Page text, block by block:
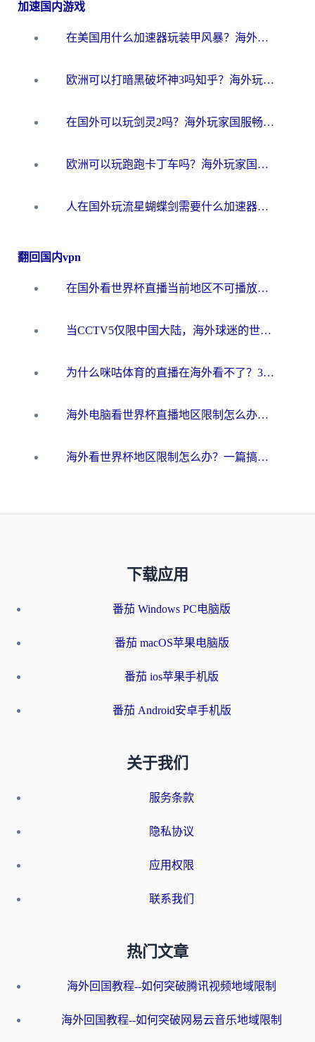
加速国内游戏
在美国用什么加速器玩装甲风暴？海外玩家亲测有效的国服游戏加速指南
欧洲可以打暗黑破坏神3吗知乎？海外玩家国服游戏加速终极指南
在国外可以玩剑灵2吗？海外玩家国服畅玩终极指南（附永恒之塔明日方舟加速方案）
欧洲可以玩跑跑卡丁车吗？海外玩家国服游戏畅玩终极指南（附QQ炫舞剑网3解决方案）
人在国外玩流星蝴蝶剑需要什么加速器？老玩家亲测的终极解决方案
翻回国内vpn
在国外看世界杯直播当前地区不可播放？海外党必看的回国加速全攻略
当CCTV5仅限中国大陆，海外球迷的世界杯狂欢如何继续？
为什么咪咕体育的直播在海外看不了？3步解决海外看世界杯+抖音地区限制难题
海外电脑看世界杯直播地区限制怎么办？你需要一个聪明的加速器
海外看世界杯地区限制怎么办？一篇搞定咪咕视频播放+国内资源无缝访问指南
下载应用
番茄 Windows PC电脑版
番茄 macOS苹果电脑版
番茄 ios苹果手机版
番茄 Android安卓手机版
关于我们
服务条款
隐私协议
应用权限
联系我们
热门文章
海外回国教程--如何突破腾讯视频地域限制
海外回国教程--如何突破网易云音乐地域限制